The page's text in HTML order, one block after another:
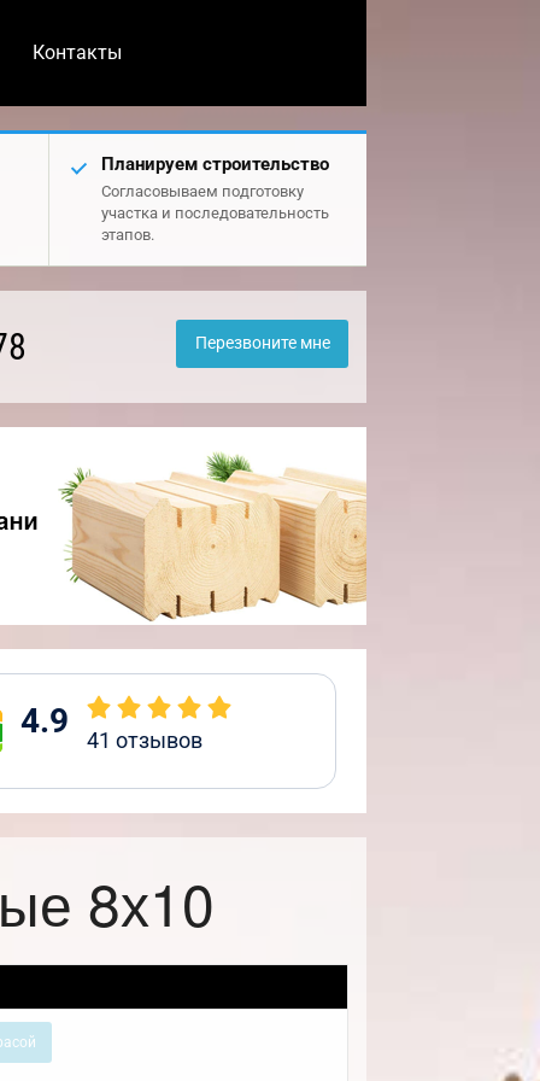
Контакты
Планируем строительство
Согласовываем подготовку
участка и последовательность
этапов.
Перезвоните мне
4.9 41 отзывов
8х10